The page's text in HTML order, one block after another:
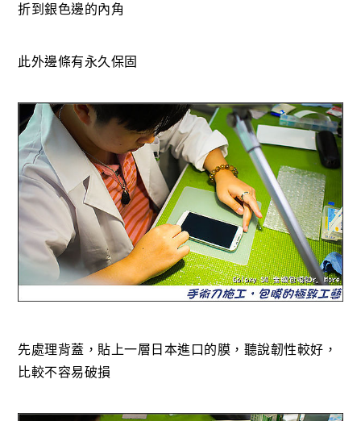
折到銀色邊的內角
此外邊條有永久保固
先處理背蓋，貼上一層日本進口的膜，聽說韌性較好，
比較不容易破損